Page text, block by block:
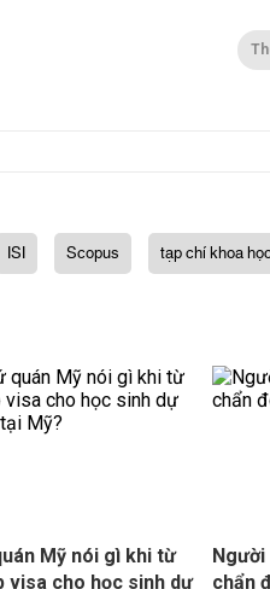
ISI Scopus tạp chí khoa
Mỹ nói gì khi từ
visa cho học sinh dự
chẩn